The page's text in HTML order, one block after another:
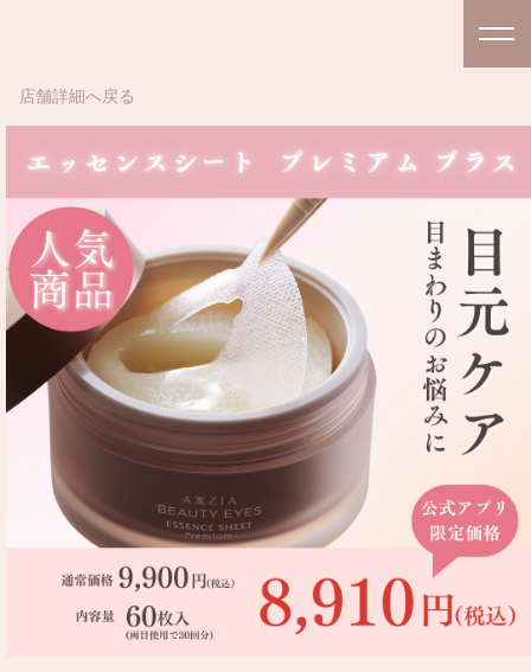
店舗詳細へ戻る